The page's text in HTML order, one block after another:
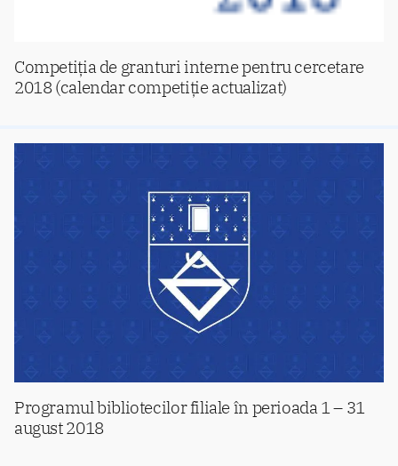
Competiția de granturi interne pentru cercetare
2018 (calendar competiție actualizat)
Programul bibliotecilor filiale în perioada 1 – 31
august 2018